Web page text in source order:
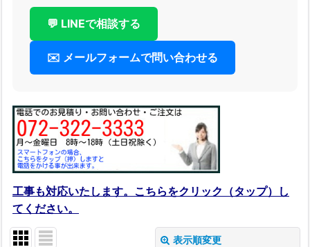
💬 LINEで相談する
✉️ メールフォームで問い合わせる
工事も対応いたします。こちらをクリック（タップ）し
てください。
表示順変更